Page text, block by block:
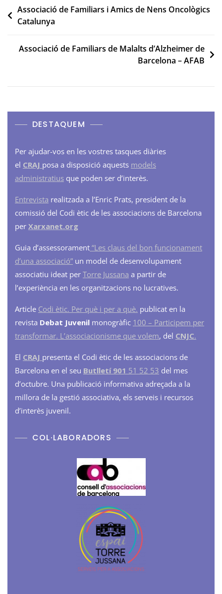
Navegació
d'entrades
Associació de Familiars i Amics de Nens Oncològics
Catalunya
Associació de Familiars de Malalts d’Alzheimer de
Barcelona – AFAB
DESTAQUEM
Per ajudar-vos en les vostres tasques diàries
el CRAJ posa a disposició aquests models
administratius que poden ser d’interès.
Entrevista realitzada a l’Enric Prats, president de la
comissió del Codi ètic de les associacions de Barcelona
per Xarxanet.org
Guia d’assessorament “Les claus del bon funcionament
d’una associació” un model de desenvolupament
associatiu ideat per Torre Jussana a partir de
l’experiència en les organitzacions no lucratives.
Article Codi ètic. Per què i per a què. publicat en la
revista Debat Juvenil monogràfic 100 – Participem per
transformar. L’associacionisme que volem, del CNJC.
El CRAJ presenta el Codi ètic de les associacions de
Barcelona en el seu Butlletí 901 51 52 53 del mes
d’octubre. Una publicació informativa adreçada a la
millora de la gestió associativa, els serveis i recursos
d’interès juvenil.
COL·LABORADORS